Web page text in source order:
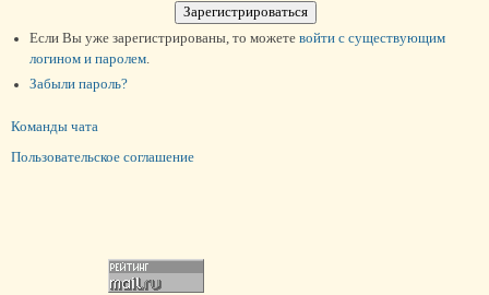
Если Вы уже зарегистрированы, то можете войти c существующим
логином и паролем.
Забыли пароль?
Команды чата
Пользовательское соглашение